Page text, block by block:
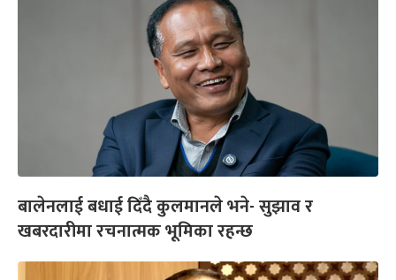
बालेनलाई बधाई दिँदै कुलमानले भने- सुझाव र
खबरदारीमा रचनात्मक भूमिका रहन्छ